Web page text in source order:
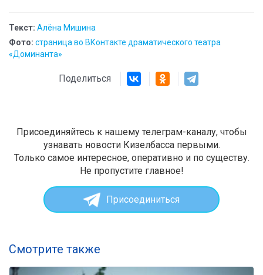
Текст: Алёна Мишина
Фото: страница во ВКонтакте драматического театра
«Доминанта»
Поделиться
Присоединяйтесь к нашему телеграм-каналу, чтобы
узнавать новости Кизелбасса первыми.
Только самое интересное, оперативно и по существу.
Не пропустите главное!
Присоединиться
Смотрите также